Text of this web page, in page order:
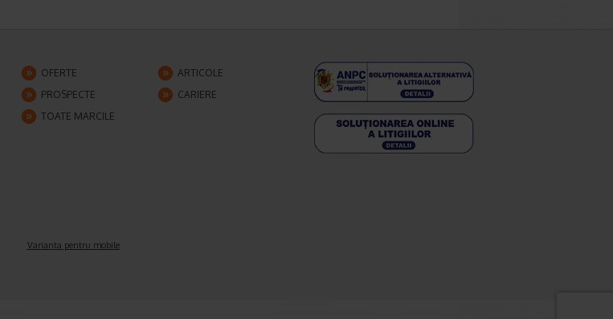
OFERTE
ARTICOLE
PROSPECTE
CARIERE
TOATE MARCILE
Varianta pentru mobile